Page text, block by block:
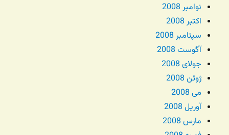
نوامبر 2008
اکتبر 2008
سپتامبر 2008
آگوست 2008
جولای 2008
ژوئن 2008
می 2008
آوریل 2008
مارس 2008